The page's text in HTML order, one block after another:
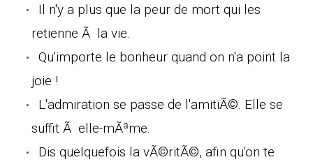
Il n'y a plus que la peur de mort qui les
retienne Ã la vie.
Qu'importe le bonheur quand on n'a point la
joie !
L'admiration se passe de l'amitiÃ©. Elle se
suffit Ã elle-mÃªme.
Dis quelquefois la vÃ©ritÃ©, afin qu'on te